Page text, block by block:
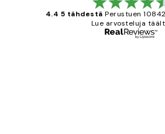
4.4 5 tähdestä Perustuen
Lue arvosteluja